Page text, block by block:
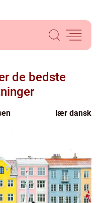
de bedste
lær dansk